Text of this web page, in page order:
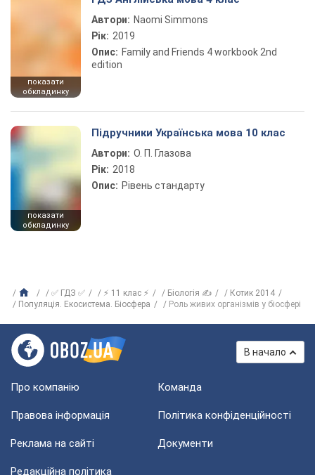
показати
обкладинку
Автори: Naomi Simmons
Рік: 2019
Опис: Family and Friends 4 workbook 2nd
edition
показати
обкладинку
Підручники Українська мова 10 клас
Автори: О. П. Глазова
Рік: 2018
Опис: Рівень стандарту
✅ ГДЗ ✅ ⚡ 11 клас ⚡ Біологія ✍
Котик 2014
Популяція. Екосистема. Біосфера
Роль живих організмів у біосфері
В начало
Про компанію Команда
Правова інформація Політика конфіденційності
Реклама на сайті Документи
Редакційна політика